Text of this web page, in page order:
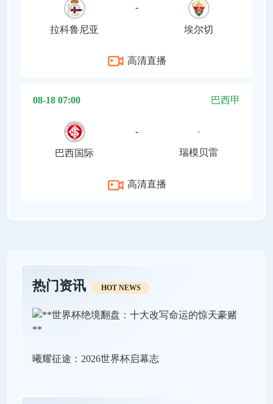
拉科鲁尼亚
-
埃尔切
高清直播
08-18 07:00 巴西甲
巴西国际
-
瑞模贝雷
高清直播
热门资讯 HOT NEWS
曦耀征途：2026世界杯启幕志